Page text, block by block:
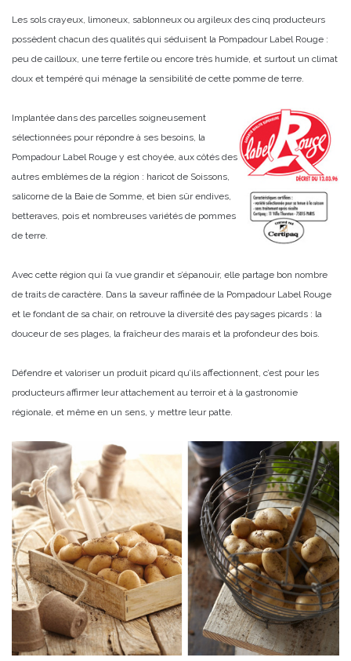
Les sols crayeux, limoneux, sablonneux ou argileux des cinq producteurs
possèdent chacun des qualités qui séduisent la Pompadour Label Rouge :
peu de cailloux, une terre fertile ou encore très humide, et surtout un climat
doux et tempéré qui ménage la sensibilité de cette pomme de terre.
Implantée dans des parcelles soigneusement
sélectionnées pour répondre à ses besoins, la
Pompadour Label Rouge y est choyée, aux côtés des
autres emblèmes de la région : haricot de Soissons,
salicorne de la Baie de Somme, et bien sûr endives,
betteraves, pois et nombreuses variétés de pommes
de terre.
Avec cette région qui l’a vue grandir et s’épanouir, elle partage bon nombre
de traits de caractère. Dans la saveur raffinée de la Pompadour Label Rouge
et le fondant de sa chair, on retrouve la diversité des paysages picards : la
douceur de ses plages, la fraîcheur des marais et la profondeur des bois.
Défendre et valoriser un produit picard qu’ils affectionnent, c’est pour les
producteurs affirmer leur attachement au terroir et à la gastronomie
régionale, et même en un sens, y mettre leur patte.